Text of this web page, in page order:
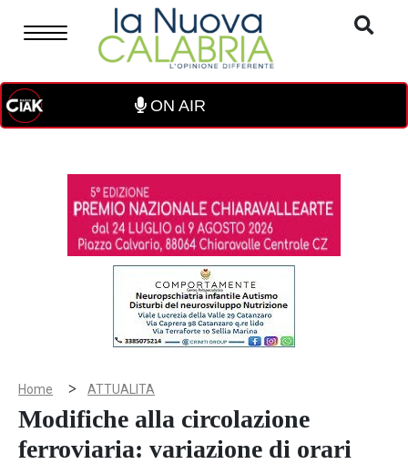
ON AIR
Home > ATTUALITA
Modifiche alla circolazione
ferroviaria: variazione di orari